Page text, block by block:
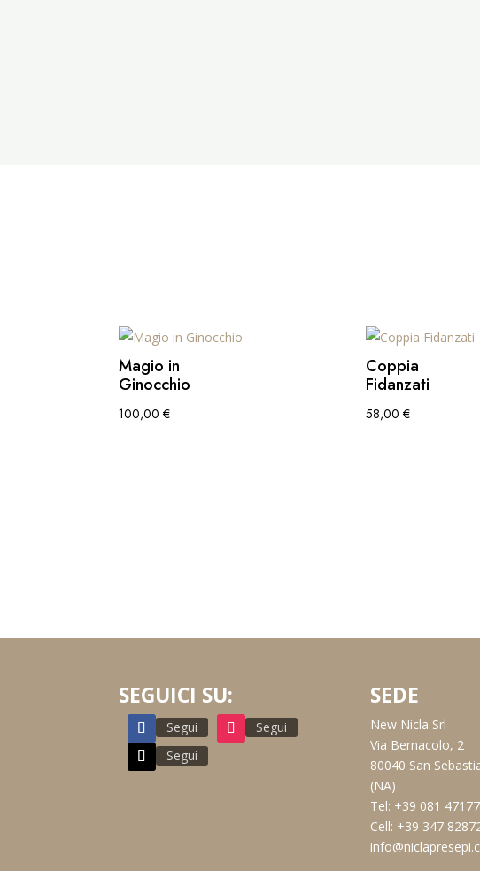
Magio in
Ginocchio
100,00€
Coppia
Fidanzati
58,00€
SEGUICI SU:
Segui
Segui
Segui
SEDE
New Nicla Srl
Via Bernacolo, 2
80040 San
(NA)
Tel: +39 081
Cell: +39 347